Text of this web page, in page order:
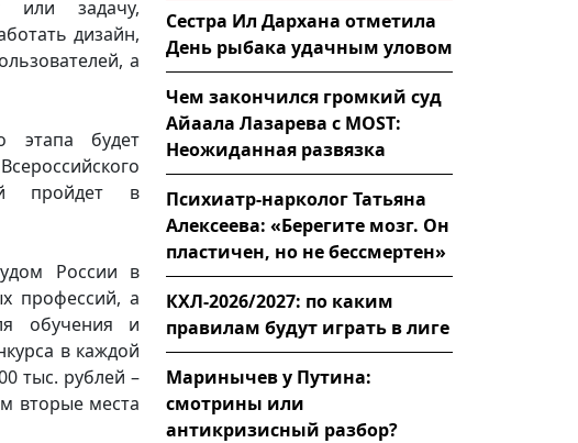
или задачу,
дизайн,
а
этапа будет
пройдет в
России в
профессий, а
обучения и
в каждой
тыс. рублей –
вторые места
Сестра Ил Дархана отметила
День рыбака удачным уловом
Чем закончился громкий суд
Айаала Лазарева с MOST:
Неожиданная развязка
Психиатр-нарколог Татьяна
Алексеева: «Берегите мозг. Он
пластичен, но не бессмертен»
КХЛ-2026/2027: по каким
правилам будут играть в лиге
Маринычев у Путина:
смотрины или
антикризисный разбор?